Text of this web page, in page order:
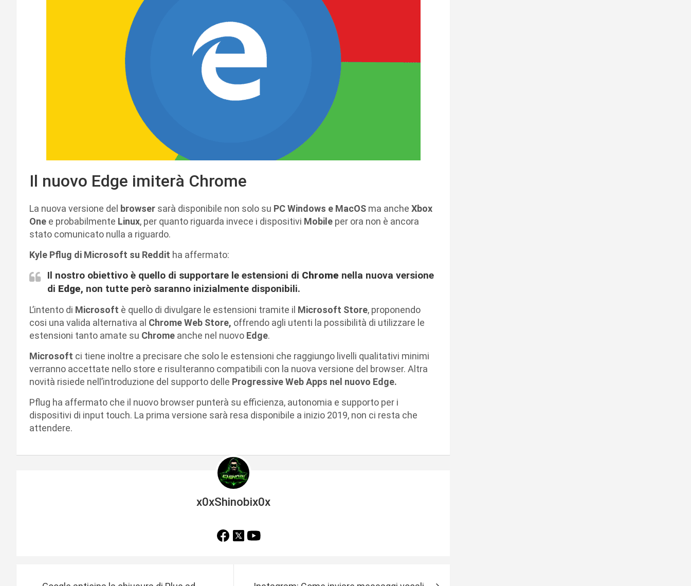
Il nuovo Edge imiterà Chrome
La nuova versione del browser sarà disponibile non solo su PC Windows e MacOS ma anche Xbox
One e probabilmente Linux, per quanto riguarda invece i dispositivi Mobile per ora non è ancora
stato comunicato nulla a riguardo.
Kyle Pflug di Microsoft su Reddit ha affermato:
Il nostro obiettivo è quello di supportare le estensioni di Chrome nella nuova versione
di Edge, non tutte però saranno inizialmente disponibili.
L’intento di Microsoft è quello di divulgare le estensioni tramite il Microsoft Store, proponendo
cosi una valida alternativa al Chrome Web Store, offrendo agli utenti la possibilità di utilizzare le
estensioni tanto amate su Chrome anche nel nuovo Edge.
Microsoft ci tiene inoltre a precisare che solo le estensioni che raggiungo livelli qualitativi minimi
verranno accettate nello store e risulteranno compatibili con la nuova versione del browser. Altra
novità risiede nell’introduzione del supporto delle Progressive Web Apps nel nuovo Edge.
Pflug ha affermato che il nuovo browser punterà su efficienza, autonomia e supporto per i
dispositivi di input touch. La prima versione sarà resa disponibile a inizio 2019, non ci resta che
attendere.
x0xShinobix0x